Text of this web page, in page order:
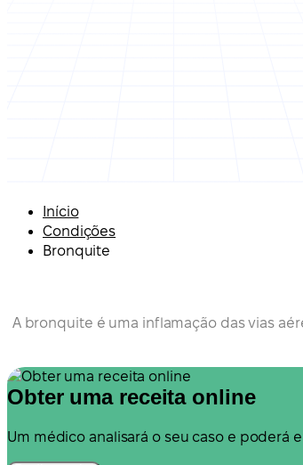
Início
Condições
Bronquite
A bronquite é uma inflamação das vias
Obter uma receita online
Um médico analisará o seu caso e poderá